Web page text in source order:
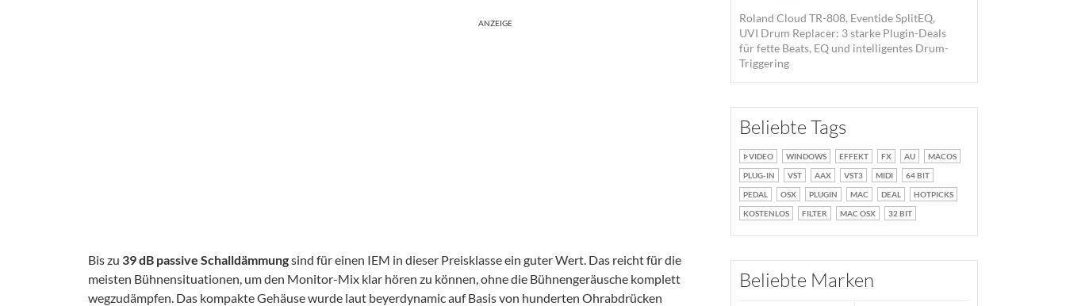
ANZEIGE
Bis zu 39 dB passive Schalldämmungsind für einen IEM in dieser Preisklasse ein guter Wert. Das reicht für die
meisten Bühnensituationen, um den Monitor-Mix klar hören zu können, ohne die Bühnengeräusche komplett
wegzudämpfen. Das kompakte Gehäuse wurde laut beyerdynamic auf Basis von hunderten Ohrabdrücken
Roland Cloud TR-808, Eventide SplitEQ,
UVI Drum Replacer: 3 starke Plugin-Deals
für fette Beats, EQ und intelligentes Drum-
Triggering
Beliebte Tags
VIDEO WINDOWS EFFEKT FX AU
MACOS
PLUG-IN
VST AAX VST3 MIDI
64 BIT
PEDAL
OSX PLUGIN MAC DEAL
HOTPICKS
KOSTENLOS
FILTER MAC OSX 32 BIT
Beliebte Marken